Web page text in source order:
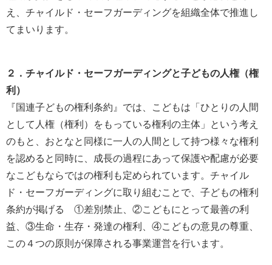
え、チャイルド・セーフガーディングを組織全体で推進し
てまいります。
２．チャイルド・セーフガーディングと子どもの人権（権
利）
『国連子どもの権利条約』では、こどもは「ひとりの人間
として人権（権利）をもっている権利の主体」という考え
のもと、おとなと同様に一人の人間として持つ様々な権利
を認めると同時に、成長の過程にあって保護や配慮が必要
なこどもならではの権利も定められています。チャイル
ド・セーフガーディングに取り組むことで、子どもの権利
条約が掲げる ①差別禁止、②こどもにとって最善の利
益、③生命・生存・発達の権利、④こどもの意見の尊重、
この４つの原則が保障される事業運営を行います。